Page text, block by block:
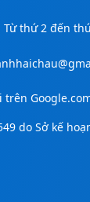
Từ thứ 2 đến
trên
do Sở kế